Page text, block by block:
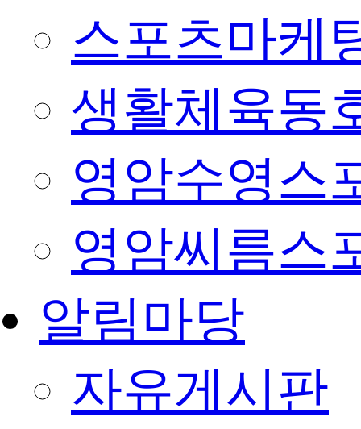
스포츠마케
생활체육동
영암수영스
영암씨름스
알림마당
자유게시판